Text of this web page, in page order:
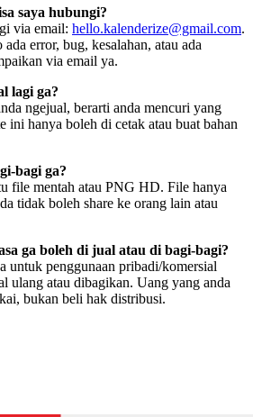
saya hubungi?
via email: hello.kalenderize@gmail.com.
error, bug, kesalahan, atau ada
via email ya.
lagi ga?
ngejual, berarti anda mencuri yang
ini hanya boleh di cetak atau buat bahan
bagi ga?
mentah atau PNG HD. File hanya
tidak boleh share ke orang lain atau
ga boleh di jual atau di bagi-bagi?
untuk penggunaan pribadi/komersial
ulang atau dibagikan. Uang yang anda
bukan beli hak distribusi.